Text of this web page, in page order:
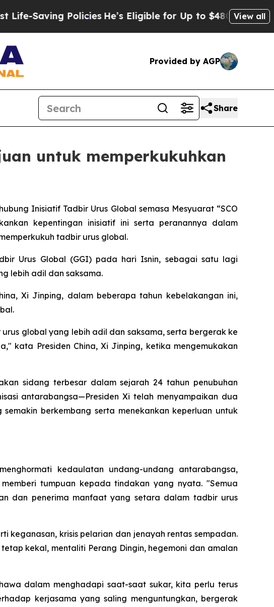
PoliciesHe’s Eligible for Up to $480,000 AfterView all
Provided by AGP
Share
untuk memperkukuhkan
Inisiatif Tadbir Urus Global semasa Mesyuarat “SCO
kepentingan inisiatif ini serta peranannya dalam
tadbir urus global.
Urus Global (GGI) pada hari Isnin, sebagai satu lagi
lebih adil dan saksama.
Xi Jinping, dalam beberapa tahun kebelakangan ini,
global yang lebih adil dan saksama, serta bergerak ke
kata Presiden China, Xi Jinping, ketika mengemukakan
sidang terbesar dalam sejarah 24 tahun penubuhan
antarabangsa—Presiden Xi telah menyampaikan dua
berkembang serta menekankan keperluan untuk
kedaulatan undang-undang antarabangsa,
tumpuan kepada tindakan yang nyata. "Semua
dan penerima manfaat yang setara dalam tadbir urus
keganasan, krisis pelarian dan jenayah rentas sempadan.
kekal, mentaliti Perang Dingin, hegemoni dan amalan
dalam menghadapi saat-saat sukar, kita perlu terus
kerjasama yang saling menguntungkan, bergerak